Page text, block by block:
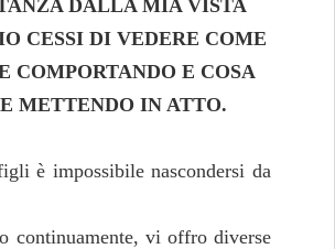
DALLA MIA VISTA
CESSI DI VEDERE COME
COMPORTANDO E COSA
METTENDO IN ATTO.
è impossibile nascondersi da
continuamente, vi offro diverse